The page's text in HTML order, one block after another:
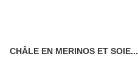
CHÂLE EN MERINOS ET SOIE...